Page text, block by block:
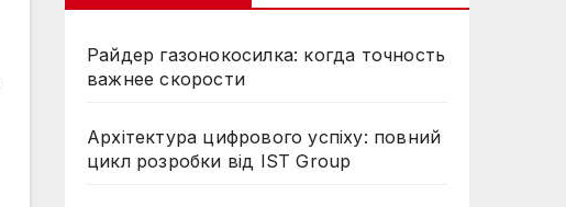
Райдер газонокосилка: когда точность
важнее скорости
Архітектура цифрового успіху: повний
цикл розробки від IST Group